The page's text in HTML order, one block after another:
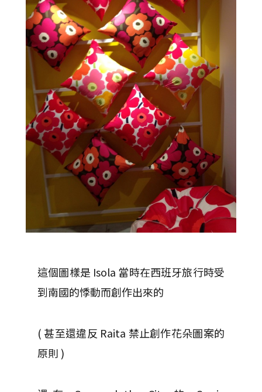
這個圖樣是 Isola 當時在西班牙旅行時受
到南國的悸動而創作出來的
( 甚至還違反 Raita 禁止創作花朵圖案的
原則 )